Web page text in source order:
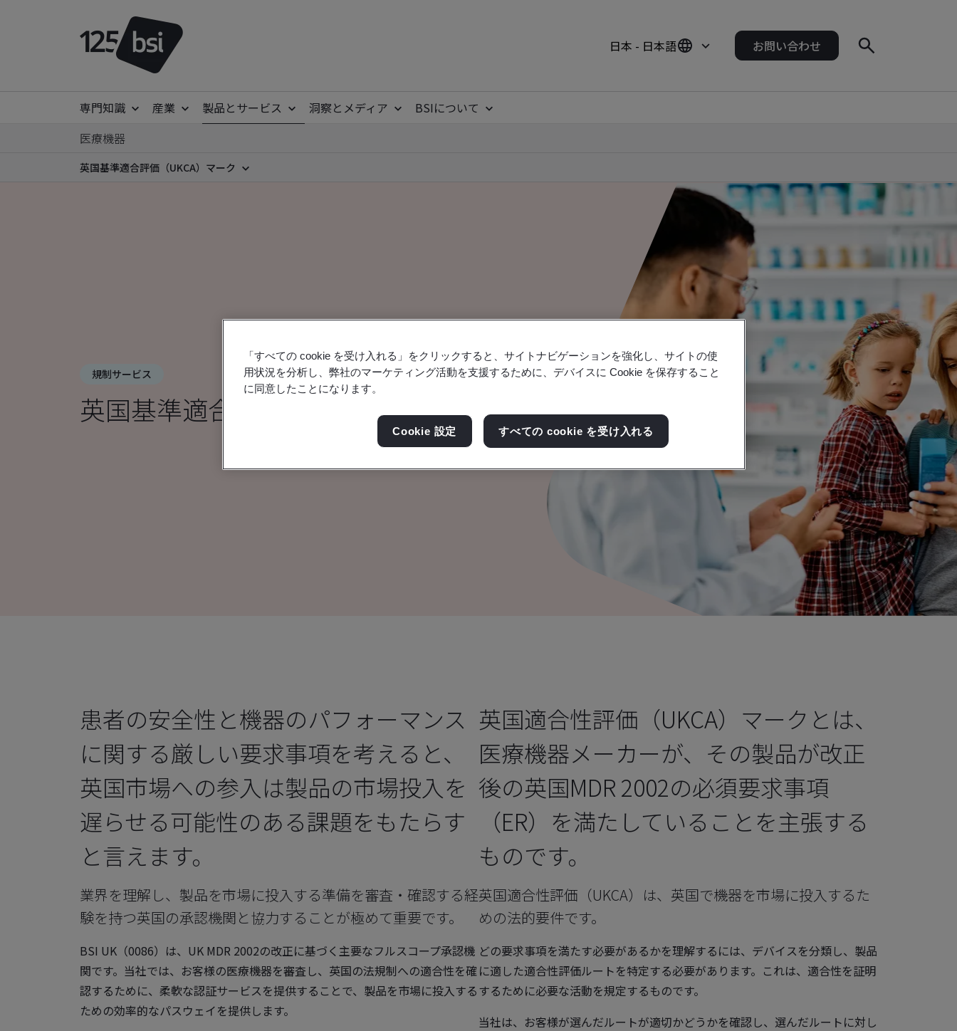
日本 - 日本語 お問い合わせ
専門知識 産業 製品とサービス 洞察とメディア
BSIについて
医療機器
英国基準適合評価（UKCA）マーク
規制サービス
英国基準適合評価（UKCA）マーク
患者の安全性と機器のパフォーマンス
に関する厳しい要求事項を考えると、
英国市場への参入は製品の市場投入を
遅らせる可能性のある課題をもたらす
と言えます。
業界を理解し、製品を市場に投入する準備を審査・確認する経
験を持つ英国の承認機関と協力することが極めて重要です。
BSI UK（0086）は、UK MDR 2002の改正に基づく主要なフルスコープ承認機
関です。当社では、お客様の医療機器を審査し、英国の法規制への適合性を確
認するために、柔軟な認証サービスを提供することで、製品を市場に投入する
ための効率的なパスウェイを提供します。
英国適合性評価（UKCA）マークとは、
医療機器メーカーが、その製品が改正
後の英国MDR 2002の必須要求事項
（ER）を満たしていることを主張する
ものです。
英国適合性評価（UKCA）は、英国で機器を市場に投入するた
めの法的要件です。
どの要求事項を満たす必要があるかを理解するには、デバイスを分類し、製品
に適した適合性評価ルートを特定する必要があります。これは、適合性を証明
するために必要な活動を規定するものです。
当社は、お客様が選んだルートが適切かどうかを確認し、選んだルートに対し
「すべての cookie を受け入れる」をクリックすると、サイトナビゲーションを強化し、サイトの使
用状況を分析し、弊社のマーケティング活動を支援するために、デバイスに Cookie を保存すること
に同意したことになります。
Cookie 設定 すべての cookie を受け入れる